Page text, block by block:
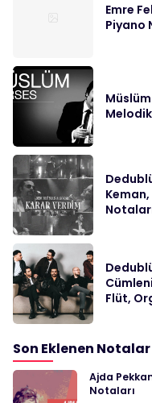
Emre
Piyano
Flüt,
Son Eklenen Notalar
Ajda
Notaları